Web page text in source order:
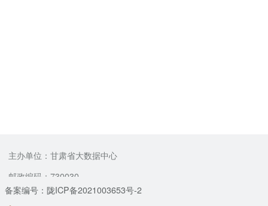
主办单位：甘肃省大数据中心
邮政编码：730030
备案编号：陇ICP备2021003653号-2